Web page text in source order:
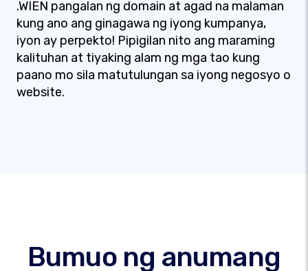
.WIEN pangalan ng domain at agad na malaman
kung ano ang ginagawa ng iyong kumpanya,
iyon ay perpekto! Pipigilan nito ang maraming
kalituhan at tiyaking alam ng mga tao kung
paano mo sila matutulungan sa iyong negosyo o
website.
Bumuo ng anumang